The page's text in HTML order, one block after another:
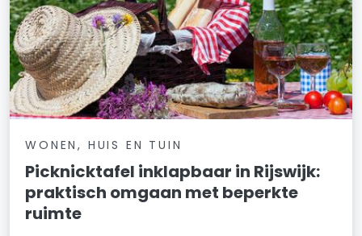
WONEN, HUIS EN TUIN
Picknicktafel inklapbaar in Rijswijk:
praktisch omgaan met beperkte
ruimte